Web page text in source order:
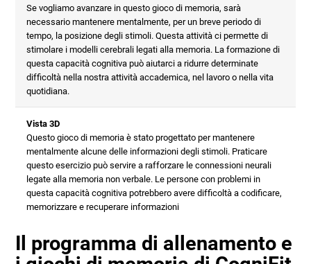
Se vogliamo avanzare in questo gioco di memoria, sarà
necessario mantenere mentalmente, per un breve periodo di
tempo, la posizione degli stimoli. Questa attività ci permette di
stimolare i modelli cerebrali legati alla memoria. La formazione di
questa capacità cognitiva può aiutarci a ridurre determinate
difficoltà nella nostra attività accademica, nel lavoro o nella vita
quotidiana.
Vista 3D
Questo gioco di memoria è stato progettato per mantenere
mentalmente alcune delle informazioni degli stimoli. Praticare
questo esercizio può servire a rafforzare le connessioni neurali
legate alla memoria non verbale. Le persone con problemi in
questa capacità cognitiva potrebbero avere difficoltà a codificare,
memorizzare e recuperare informazioni
Il programma di allenamento e